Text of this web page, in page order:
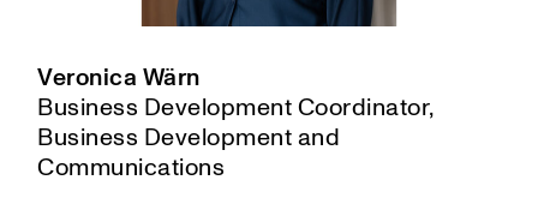
Veronica Wärn
Business Development Coordinator,
Business Development and
Communications